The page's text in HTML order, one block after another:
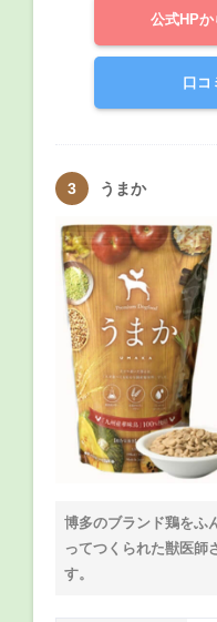
公式HP
口コ
うまか
博多のブランド鶏をふ
ってつくられた獣医師
す。